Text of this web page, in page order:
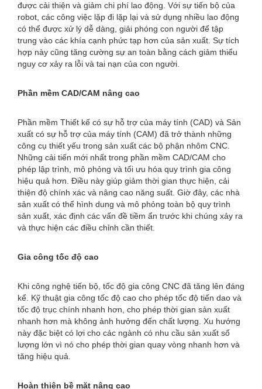
được cải thiện và giảm chi phí lao động. Với sự tiến bộ của
robot, các công việc lặp đi lặp lại và sử dụng nhiều lao động
có thể được xử lý dễ dàng, giải phóng con người để tập
trung vào các khía cạnh phức tạp hơn của sản xuất. Sự tích
hợp này cũng tăng cường sự an toàn bằng cách giảm thiểu
nguy cơ xảy ra lỗi và tai nạn của con người.
Phần mềm CAD/CAM nâng cao
Phần mềm Thiết kế có sự hỗ trợ của máy tính (CAD) và Sản
xuất có sự hỗ trợ của máy tính (CAM) đã trở thành những
công cụ thiết yếu trong sản xuất các bộ phận nhôm CNC.
Những cải tiến mới nhất trong phần mềm CAD/CAM cho
phép lập trình, mô phỏng và tối ưu hóa quy trình gia công
hiệu quả hơn. Điều này giúp giảm thời gian thực hiện, cải
thiện độ chính xác và nâng cao năng suất. Giờ đây, các nhà
sản xuất có thể hình dung và mô phỏng toàn bộ quy trình
sản xuất, xác định các vấn đề tiềm ẩn trước khi chúng xảy ra
và thực hiện các điều chỉnh cần thiết.
Gia công tốc độ cao
Khi công nghệ tiến bộ, tốc độ gia công CNC đã tăng lên đáng
kể. Kỹ thuật gia công tốc độ cao cho phép tốc độ tiến dao và
tốc độ trục chính nhanh hơn, cho phép thời gian sản xuất
nhanh hơn mà không ảnh hưởng đến chất lượng. Xu hướng
này đặc biệt có lợi cho các ngành có nhu cầu sản xuất số
lượng lớn vì nó cho phép thời gian quay vòng nhanh hơn và
tăng hiệu quả.
Hoàn thiện bề mặt nâng cao